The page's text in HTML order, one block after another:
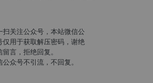
扫关注公众号，本站微信公
仅用于获取解压密码，谢绝
留言，拒绝回复。
公众号不引流，不回复。